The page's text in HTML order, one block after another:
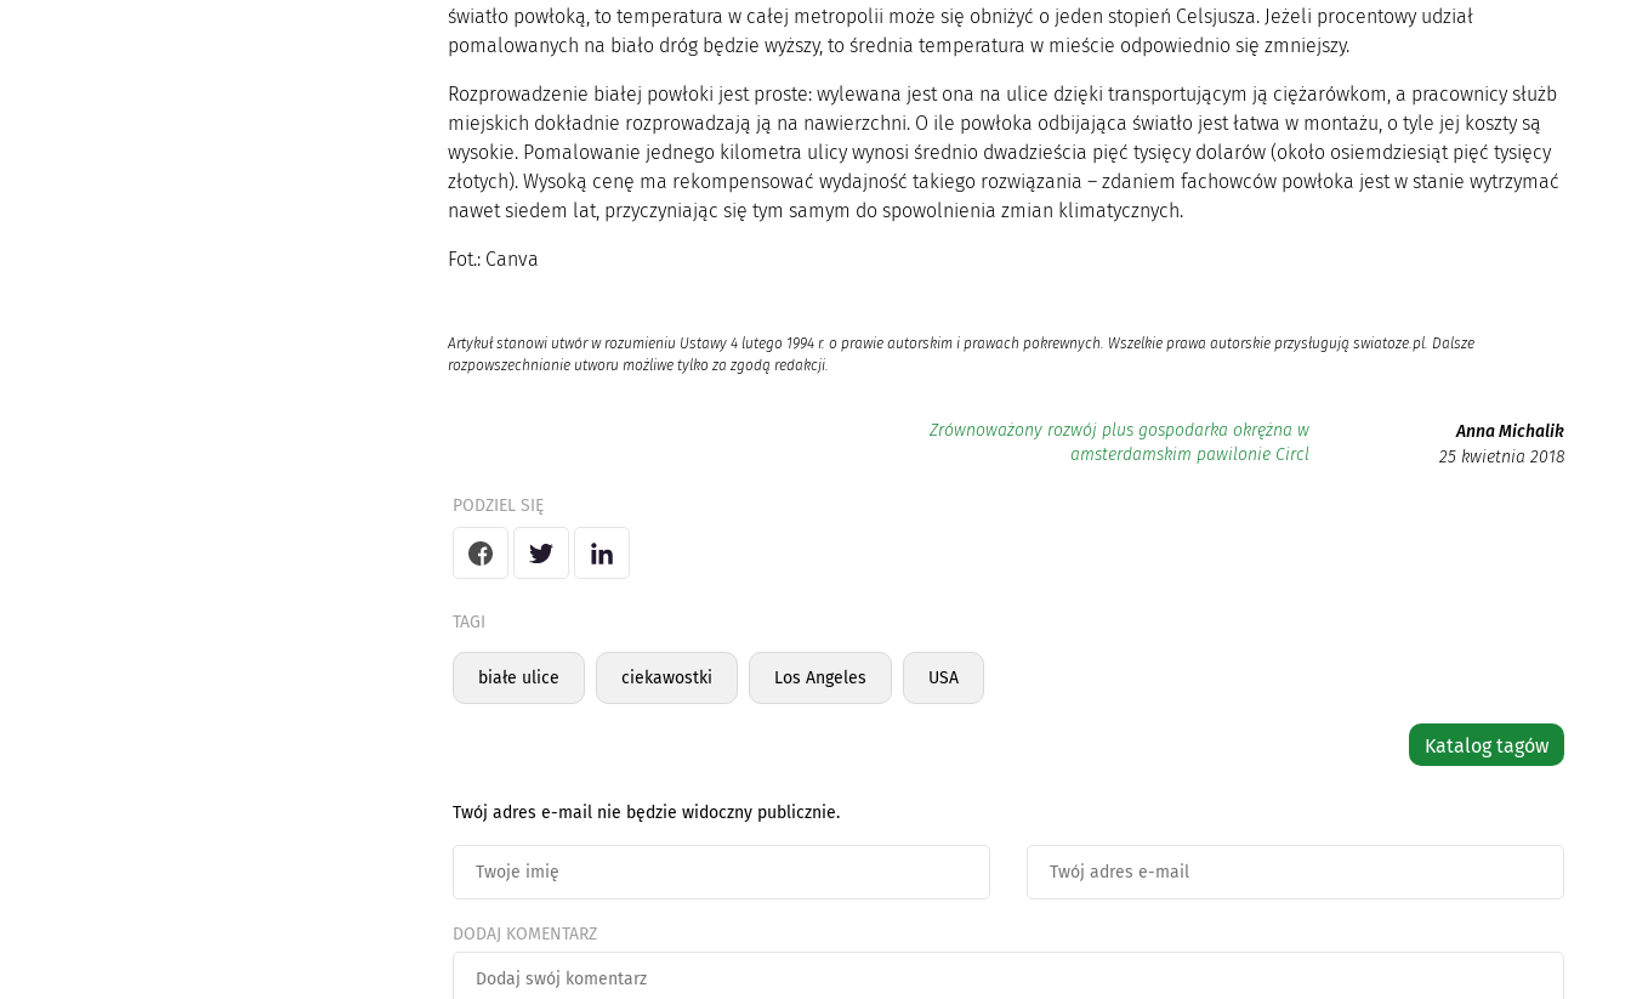
światło powłoką, to temperatura w całej metropolii może się obniżyć o jeden stopień Celsjusza. Jeżeli procentowy udział
pomalowanych na biało dróg będzie wyższy, to średnia temperatura w mieście odpowiednio się zmniejszy.
Rozprowadzenie białej powłoki jest proste: wylewana jest ona na ulice dzięki transportującym ją ciężarówkom, a pracownicy służb
miejskich dokładnie rozprowadzają ją na nawierzchni. O ile powłoka odbijająca światło jest łatwa w montażu, o tyle jej koszty są
wysokie. Pomalowanie jednego kilometra ulicy wynosi średnio dwadzieścia pięć tysięcy dolarów (około osiemdziesiąt pięć tysięcy
złotych). Wysoką cenę ma rekompensować wydajność takiego rozwiązania – zdaniem fachowców powłoka jest w stanie wytrzymać
nawet siedem lat, przyczyniając się tym samym do spowolnienia zmian klimatycznych.
Fot.: Canva
Artykuł stanowi utwór w rozumieniu Ustawy 4 lutego 1994 r. o prawie autorskim i prawach pokrewnych. Wszelkie prawa autorskie przysługują swiatoze.pl. Dalsze
rozpowszechnianie utworu możliwe tylko za zgodą redakcji.
Zrównoważony rozwój plus gospodarka okrężna w
amsterdamskim pawilonie Circl
Anna Michalik
25 kwietnia 2018
PODZIEL SIĘ
TAGI
białe ulice ciekawostki Los Angeles USA
Katalog tagów
Twój adres e-mail nie będzie widoczny publicznie.
DODAJ KOMENTARZ